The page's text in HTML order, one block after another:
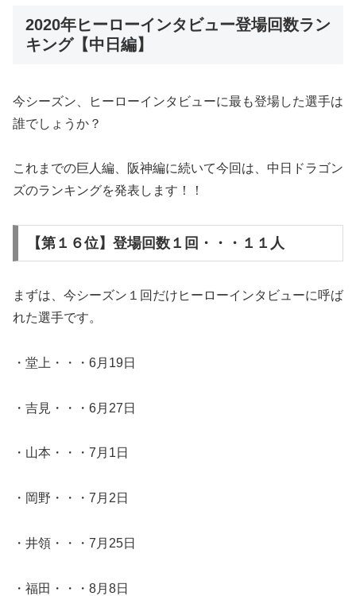
2020年ヒーローインタビュー登場回数ラン
キング【中日編】
今シーズン、ヒーローインタビューに最も登場した選手は
誰でしょうか？
これまでの巨人編、阪神編に続いて今回は、中日ドラゴン
ズのランキングを発表します！！
【第１６位】登場回数１回・・・１１人
まずは、今シーズン１回だけヒーローインタビューに呼ば
れた選手です。
・堂上・・・6月19日
・吉見・・・6月27日
・山本・・・7月1日
・岡野・・・7月2日
・井領・・・7月25日
・福田・・・8月8日